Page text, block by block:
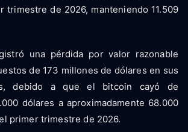
trimestre de 2026, manteniendo 11.509
una pérdida por valor razonable
de 173 millones de dólares en sus
debido a que el bitcoin cayó de
dólares a aproximadamente 68.000
primer trimestre de 2026.